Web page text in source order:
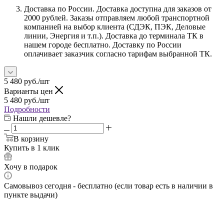
Доставка по России. Доставка доступна для заказов от
2000 рублей. Заказы отправляем любой транспортной
компанией на выбор клиента (СДЭК, ПЭК, Деловые
линии, Энергия и т.п.). Доставка до терминала ТК в
нашем городе бесплатно. Доставку по России
оплачивает заказчик согласно тарифам выбранной ТК.
5 480 руб./шт
Варианты цен
5 480 руб./шт
Подробности
Нашли дешевле?
В корзину
Купить в 1 клик
Хочу в подарок
Самовывоз сегодня - бесплатно (если товар есть в наличии в
пункте выдачи)